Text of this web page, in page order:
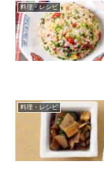
料理・レシピ
料理・レシピ